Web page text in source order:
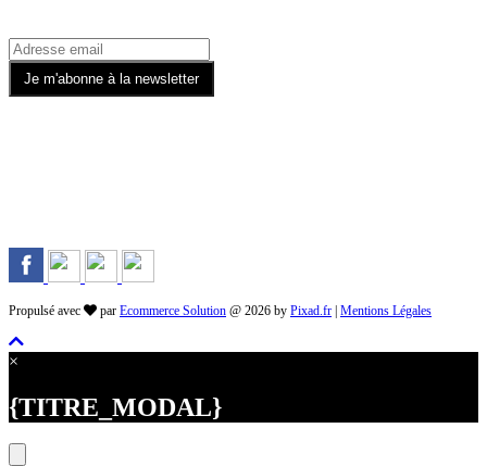
Propulsé avec par Ecommerce Solution @ 2026 by Pixad.fr | Mentions Légales
×
{TITRE_MODAL}